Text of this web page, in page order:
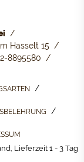
Hasselt 15
8895580
Lieferzeit 1 - 3 Tage